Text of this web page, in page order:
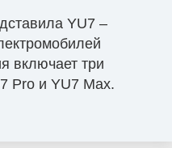
YU7 –
включает три
Pro и YU7 Max.